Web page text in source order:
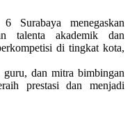
menegaskan
talenta akademik dan
di tingkat kota,
dan mitra bimbingan
prestasi dan menjadi